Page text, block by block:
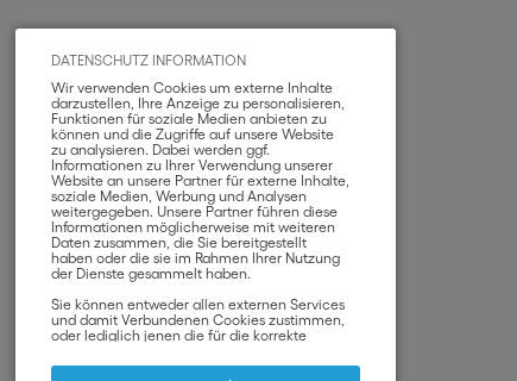
DATENSCHUTZ INFORMATION
Wir verwenden Cookies um externe Inhalte
darzustellen, Ihre Anzeige zu personalisieren,
Funktionen für soziale Medien anbieten zu
können und die Zugriffe auf unsere Website
zu analysieren. Dabei werden ggf.
Informationen zu Ihrer Verwendung unserer
Website an unsere Partner für externe Inhalte,
soziale Medien, Werbung und Analysen
weitergegeben. Unsere Partner führen diese
Informationen möglicherweise mit weiteren
Daten zusammen, die Sie bereitgestellt
haben oder die sie im Rahmen Ihrer Nutzung
der Dienste gesammelt haben.
Sie können entweder allen externen Services
und damit Verbundenen Cookies zustimmen,
oder lediglich jenen die für die korrekte
notwendig sind. Beachten Sie, dass bei der